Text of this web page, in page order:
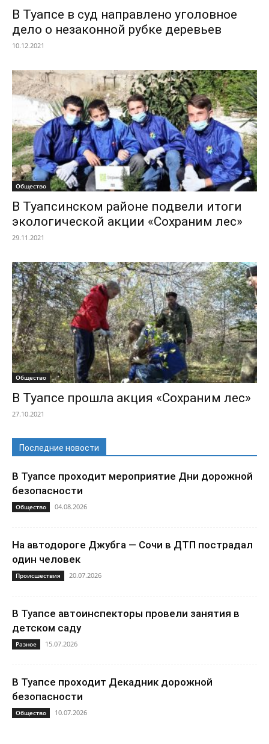
В Туапсе в суд направлено уголовное
дело о незаконной рубке деревьев
10.12.2021
Общество
В Туапсинском районе подвели итоги
экологической акции «Сохраним лес»
29.11.2021
Общество
В Туапсе прошла акция «Сохраним лес»
27.10.2021
Последние новости
В Туапсе проходит мероприятие Дни дорожной
безопасности
Общество 04.08.2026
На автодороге Джубга — Сочи в ДТП пострадал
один человек
Происшествия 20.07.2026
В Туапсе автоинспекторы провели занятия в
детском саду
Разное 15.07.2026
В Туапсе проходит Декадник дорожной
безопасности
Общество 10.07.2026